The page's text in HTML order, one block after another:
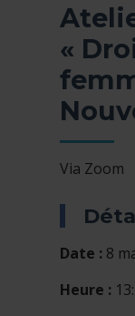
«
Via Zoom
Date : 8
Heure :